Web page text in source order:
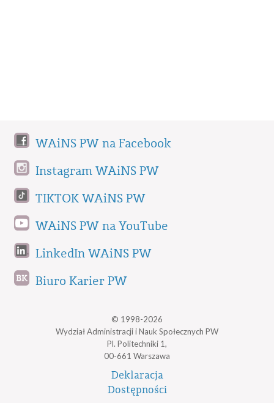
WAiNS PW na Facebook
Instagram WAiNS PW
TIKTOK WAiNS PW
WAiNS PW na YouTube
LinkedIn WAiNS PW
Biuro Karier PW
© 1998-2026
Wydział Administracji i Nauk Społecznych PW
Pl. Politechniki 1,
00-661 Warszawa
Deklaracja
Dostępności